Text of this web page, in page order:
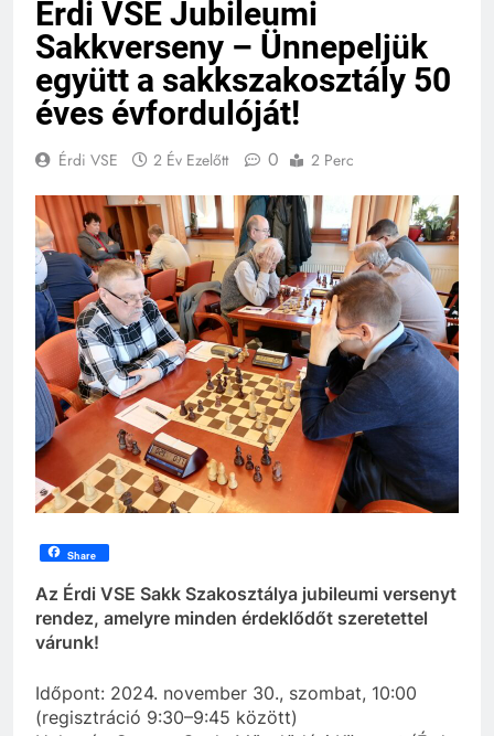
Érdi VSE Jubileumi
Sakkverseny – Ünnepeljük
együtt a sakkszakosztály 50
éves évfordulóját!
Érdi VSE 2 Év Ezelőtt 0 2 Perc
Share
Az Érdi VSE Sakk Szakosztálya jubileumi versenyt
rendez, amelyre minden érdeklődőt szeretettel
várunk!
Időpont: 2024. november 30., szombat, 10:00
(regisztráció 9:30–9:45 között)